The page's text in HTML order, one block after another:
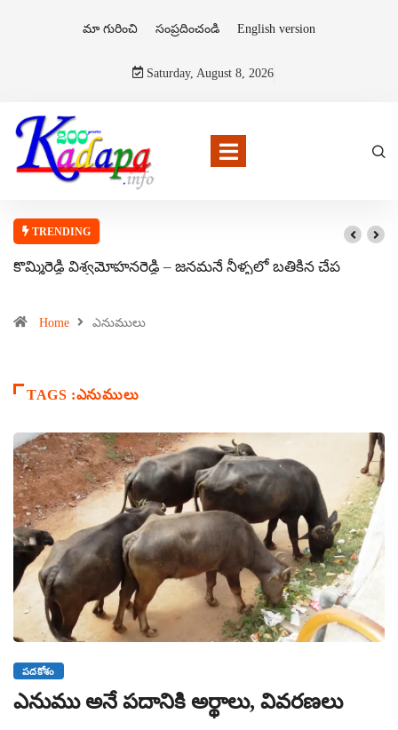
మా గురించి సంప్రదించండి English version
Saturday, August 8, 2026
TRENDING
కొమ్మిరెడ్డి విశ్వమోహనరెడ్డి – జనమనే నీళ్ళలో బతికిన చేప
Home ఎనుములు
TAGS :ఎనుములు
పదకోశం
ఎనుము అనే పదానికి అర్థాలు, వివరణలు